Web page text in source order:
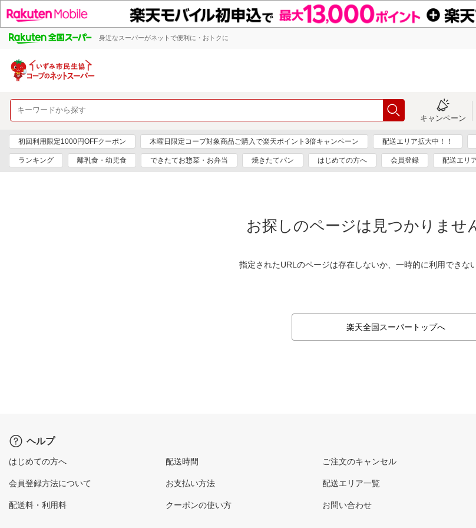
身近なスーパーがネットで便利に・おトクに
キャンペーン
初回利用限定1000円OFFクーポン 木曜日限定コープ対象商品ご購入で楽天ポイント3倍キャンペーン 配送エリア拡大中！！
ランキング 離乳食・幼児食 できたてお惣菜・お弁当 焼きたてパン はじめての方へ 会員登録 配送エリ
お探しのページは見つかりませ
指定されたURLのページは存在しないか、一時的に利用できな
楽天全国スーパートップへ
ヘルプ
はじめての方へ
会員登録方法について
配送料・利用料
配送時間
お支払い方法
クーポンの使い方
ご注文のキャンセル
配送エリア一覧
お問い合わせ